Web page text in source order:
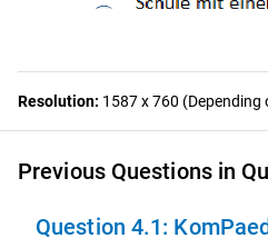
Resolution: 1587 x 760
Previous Questions in
Question 4.1: